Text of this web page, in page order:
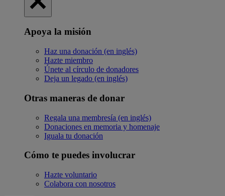
Apoya la misión
Haz una donación (en inglés)
Hazte miembro
Únete al círculo de donadores
Deja un legado (en inglés)
Otras maneras de donar
Regala una membresía (en inglés)
Donaciones en memoria y homenaje
Iguala tu donación
Cómo te puedes involucrar
Hazte voluntario
Colabora con nosotros